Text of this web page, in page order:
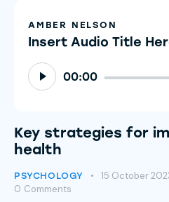
AMBER NELSON
Insert Audio Title
Audio
Player 00:00
Key strategies for
health
PSYCHOLOGY 15 October
0 Comments